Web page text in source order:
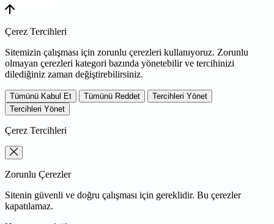
Çerez Tercihleri
Sitemizin çalışması için zorunlu çerezleri kullanıyoruz. Zorunlu
olmayan çerezleri kategori bazında yönetebilir ve tercihinizi
dilediğiniz zaman değiştirebilirsiniz.
Tümünü Kabul Et Tümünü Reddet
Tercihleri Yönet
Tercihleri Yönet
Çerez Tercihleri
Zorunlu Çerezler
Sitenin güvenli ve doğru çalışması için gereklidir. Bu çerezler
kapatılamaz.